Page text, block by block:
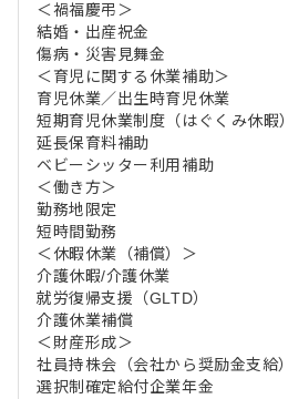
＜禍福慶弔＞
結婚・出産祝金
傷病・災害見舞金
＜育児に関する休業補助＞
育児休業／出生時育児休業
短期育児休業制度（はぐくみ休暇）
延長保育料補助
ベビーシッター利用補助
＜働き方＞
勤務地限定
短時間勤務
＜休暇休業（補償）＞
介護休暇/介護休業
就労復帰支援（GLTD）
介護休業補償
＜財産形成＞
社員持株会（会社から奨励金支給）
選択制確定給付企業年金